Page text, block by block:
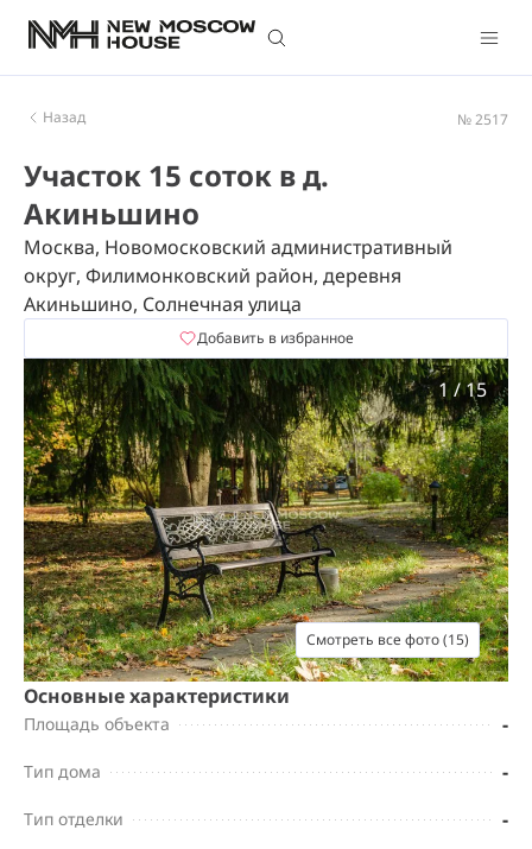
Назад № 2517
Участок 15 соток в д.
Акиньшино
Москва, Новомосковский административный
округ, Филимонковский район, деревня
Акиньшино, Солнечная улица
Добавить в избранное
1/15
Смотреть все фото (15)
Основные характеристики
Площадь объекта -
Тип дома -
Тип отделки -